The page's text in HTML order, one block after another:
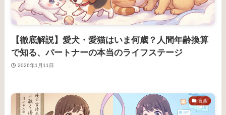
【徹底解説】愛犬・愛猫はいま何歳？人間年齢換算
で知る、パートナーの本当のライフステージ
2026年1月11日
言葉